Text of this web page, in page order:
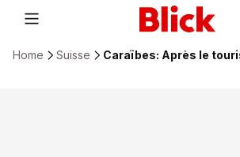
Home Suisse Caraïbes: Après le